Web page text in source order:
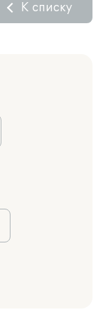
К списку